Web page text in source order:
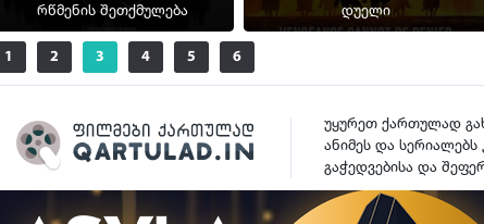
რწმენის შეთქმულება დუელი
1 2 3 4 5 6
უყურეთ ქართულად
ანიმეს და
გაჭედვებისა და